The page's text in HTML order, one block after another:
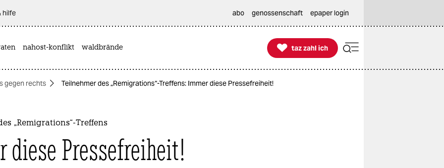
hilfe abo genossenschaft epaper login
nahost-konflikt waldbrände 
taz zahl ich
taz zahl ich
gegen rechts Teilnehmer des „Remigrations“-Treffens: Immer diese Pressefreiheit!
„Remigrations“-Treffens
diese Pressefreiheit!